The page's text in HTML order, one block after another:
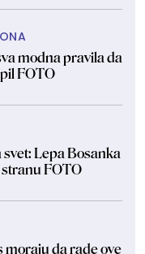
modna pravila da
FOTO
Lepa Bosanka
FOTO
moraju da rade ove